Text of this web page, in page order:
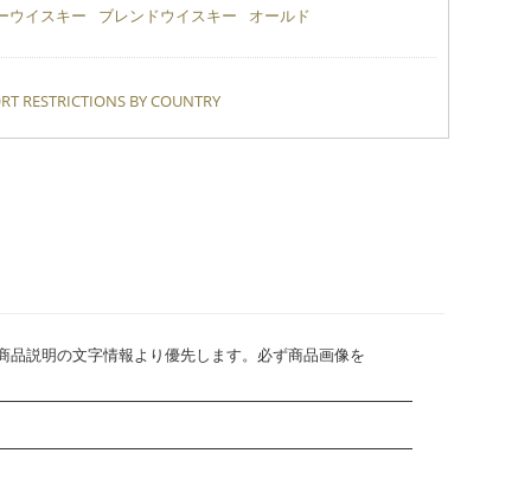
ウイスキー ブレンドウイスキー オールド
RESTRICTIONS BY COUNTRY
品説明の文字情報より優先します。必ず商品画像を